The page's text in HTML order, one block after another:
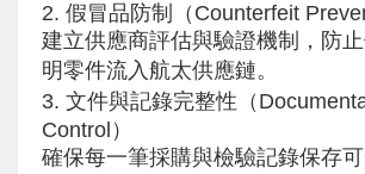
2. 假冒品防制（Counterfeit
建立供應商評估與驗證機制，防
明零件流入航太供應鏈。
3. 文件與記錄完整性（
Control）
確保每一筆採購與檢驗記錄保存